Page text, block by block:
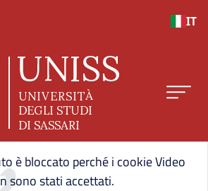
IT
è bloccato perché i cookie Video
sono stati accettati.